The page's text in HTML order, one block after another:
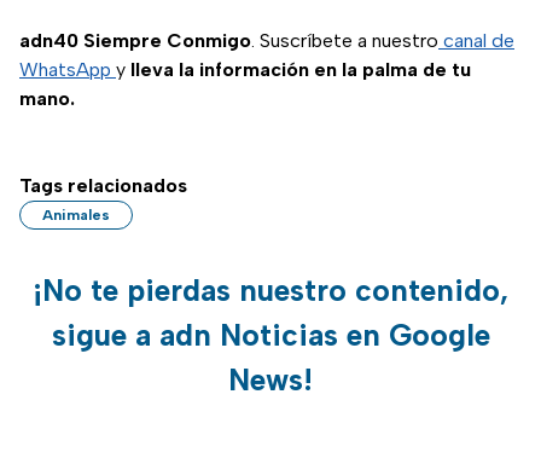
adn40 Siempre Conmigo . Suscríbete a nuestro canal de
WhatsApp y lleva la información en la palma de tu
mano.
Tags relacionados
Animales
¡No te pierdas nuestro contenido,
sigue a adn Noticias en Google
News!